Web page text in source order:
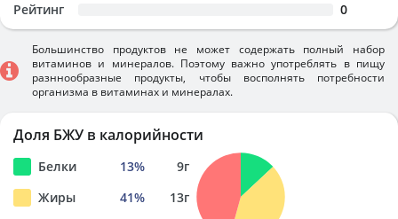
Рейтинг 0
Большинство продуктов не может содержать полный набор
витаминов и минералов. Поэтому важно употреблять в пищу
разннообразные продукты, чтобы восполнять потребности
организма в витаминах и минералах.
Доля БЖУ в калорийности
Белки 13% 9г
Жиры
41% 13г